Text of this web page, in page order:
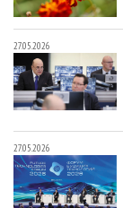
27.05.2026
27.05.2026